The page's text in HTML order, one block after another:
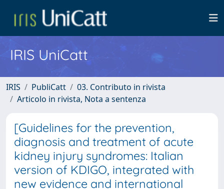
IRIS UniCatt
IRIS PubliCatt
03. Contributo in rivista
Articolo in rivista, Nota a sentenza
[Guidelines for the prevention,
diagnosis and treatment of acute
kidney injury syndromes: Italian
version of KDIGO, integrated with
new evidence and international